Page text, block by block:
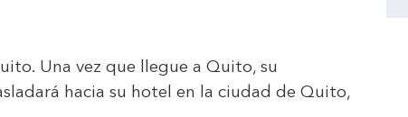
Una vez que llegue a Quito, su
hacia su hotel en la ciudad de Quito,